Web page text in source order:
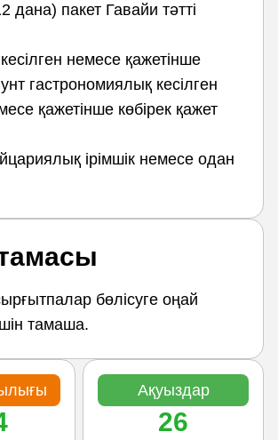
дана) пакет Гавайи тәтті
немесе қажетінше
гастрономиялық кесілген
қажетінше көбірек қажет
ірімшік немесе одан
бөлісуге оңай
тамаша.
Ақуыздар
26